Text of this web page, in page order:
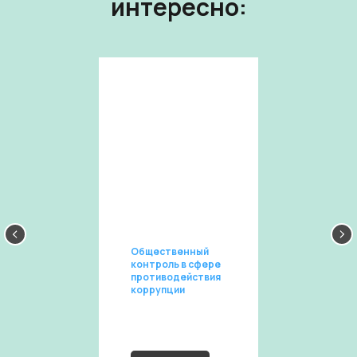
интересно:
Общественный
контроль в сфере
противодействия
коррупции